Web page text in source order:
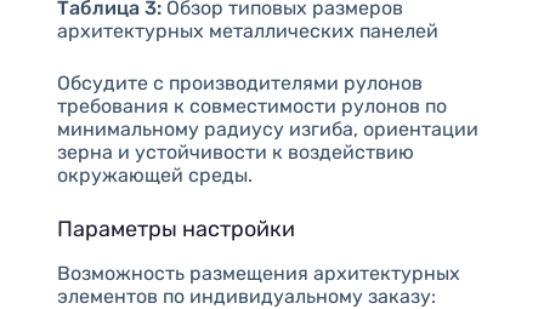
Таблица 3:Обзор типовых размеров
архитектурных металлических панелей
Обсудите с производителями рулонов
требования к совместимости рулонов по
минимальному радиусу изгиба, ориентации
зерна и устойчивости к воздействию
окружающей среды.
Параметры настройки
Возможность размещения архитектурных
элементов по индивидуальному заказу: